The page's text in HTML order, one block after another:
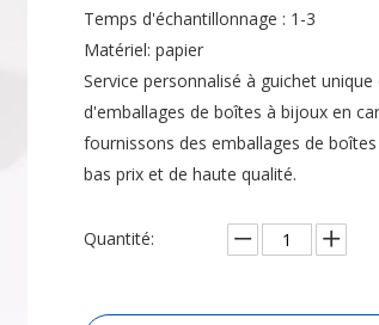
Temps d'échantillonnage : 1-3
Matériel: papier
Service personnalisé à guichet
d'emballages de boîtes à bijoux en
fournissons des emballages de
bas prix et de haute qualité.
Quantité: